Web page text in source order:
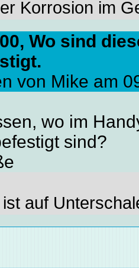
Korrosion im
Wo sind
von Mike am
wo im
sind?
auf